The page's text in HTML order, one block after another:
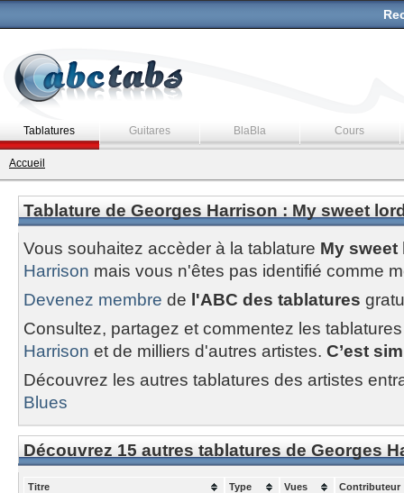
Tablatures Guitares BlaBla Cours
Accueil
Tablature de Georges Harrison : My sweet
Vous souhaitez accèder à la tablature My sweet
Harrison mais vous n'êtes pas identifié comme
Devenez membre de l'ABC des tablatures
Consultez, partagez et commentez les
Harrison et de milliers d'autres artistes. C’est
Découvrez les autres tablatures des artistes
Blues
Découvrez 15 autres tablatures de Georges
Titre Type Vues
Contributeur